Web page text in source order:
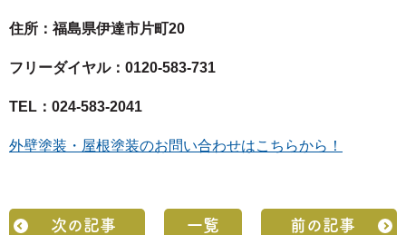
住所：福島県伊達市片町20
フリーダイヤル：0120-583-731
TEL：024-583-2041
外壁塗装・屋根塗装のお問い合わせはこちらから！
次の記事 一覧 前の記事